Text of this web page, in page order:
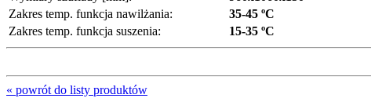
Zakres temp. funkcja nawilżania:
35-45 ºC
Zakres temp. funkcja suszenia:
15-35 ºC
« powrót do listy produktów